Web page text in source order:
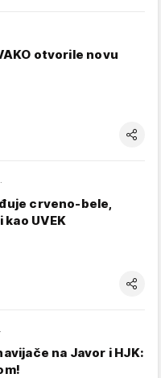
otvorile novu
crveno-bele,
UVEK
na Javor i HJK: